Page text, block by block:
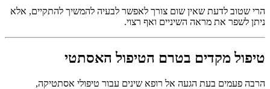
הרי שטוב לדעת שאין שום צורך לאפשר לבעיה להמשיך להתקיים, אלא
ניתן לשפר את מראה השיניים ואף רצוי.
טיפול מקדים בטרם הטיפול האסתטי
הרבה פעמים בעת הגעה אל רופא שינים עבור טיפולי אסתטיקה,